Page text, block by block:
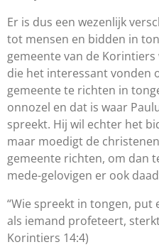
Er is dus een wezenlijk
tot mensen en bidden in
gemeente van de
die het interessant vonden
gemeente te richten in
onnozel en dat is waar
spreekt. Hij wil echter het
maar moedigt de
gemeente richten, om dan
mede-gelovigen er ook
“Wie spreekt in tongen,
als iemand profeteert,
Korintiers 14:4)